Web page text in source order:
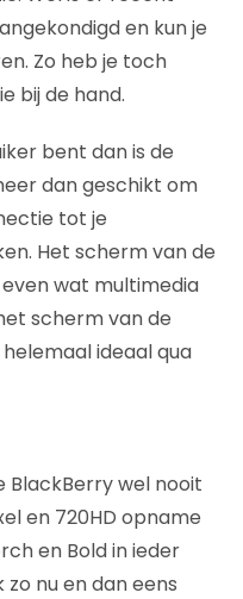
en kun je
Zo heb je toch
bij de hand.
bent dan is de
dan geschikt om
tot je
Het scherm van de
wat multimedia
scherm van de
ideaal qua
BlackBerry wel nooit
en 720HD opname
en Bold in ieder
nu en dan eens